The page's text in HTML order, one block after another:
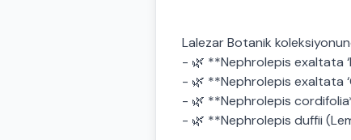
Lalezar Botanik
- 🌿 **Nephrolepis exaltata
- 🌿 **Nephrolepis exaltata
- 🌿 **Nephrolepis
- 🌿 **Nephrolepis duffii